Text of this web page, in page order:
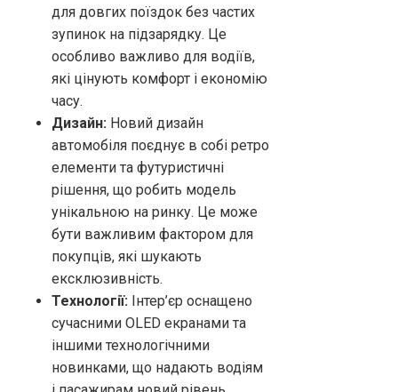
для довгих поїздок без частих
зупинок на підзарядку. Це
особливо важливо для водіїв,
які цінують комфорт і економію
часу.
Дизайн: Новий дизайн
автомобіля поєднує в собі ретро
елементи та футуристичні
рішення, що робить модель
унікальною на ринку. Це може
бути важливим фактором для
покупців, які шукають
ексклюзивність.
Технології: Інтер’єр оснащено
сучасними OLED екранами та
іншими технологічними
новинками, що надають водіям